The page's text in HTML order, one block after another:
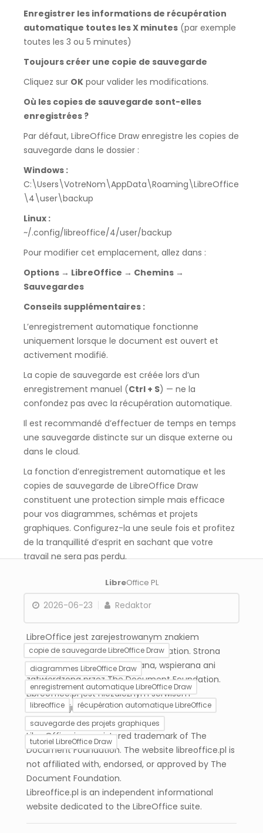
Enregistrer les informations de récupération
automatique toutes les X minutes (par exemple
toutes les 3 ou 5 minutes)
Toujours créer une copie de sauvegarde
Cliquez sur OK pour valider les modifications.
Où les copies de sauvegarde sont-elles
enregistrées ?
Par défaut, LibreOffice Draw enregistre les copies de
sauvegarde dans le dossier :
Windows :
C:\Users\VotreNom\AppData\Roaming\LibreOffice
\4\user\backup
Linux :
~/.config/libreoffice/4/user/backup
Pour modifier cet emplacement, allez dans :
Options → LibreOffice → Chemins →
Sauvegardes
Conseils supplémentaires :
L’enregistrement automatique fonctionne
uniquement lorsque le document est ouvert et
activement modifié.
La copie de sauvegarde est créée lors d’un
enregistrement manuel (Ctrl + S) — ne la
confondez pas avec la récupération automatique.
Il est recommandé d’effectuer de temps en temps
une sauvegarde distincte sur un disque externe ou
dans le cloud.
La fonction d’enregistrement automatique et les
copies de sauvegarde de LibreOffice Draw
constituent une protection simple mais efficace
pour vos diagrammes, schémas et projets
graphiques. Configurez-la une seule fois et profitez
de la tranquillité d’esprit en sachant que votre
travail ne sera pas perdu.
2026-06-23 Redaktor
copie de sauvegarde LibreOffice Draw
diagrammes LibreOffice Draw
enregistrement automatique LibreOffice Draw
libreoffice
récupération automatique LibreOffice
sauvegarde des projets graphiques
tutoriel LibreOffice Draw
LibreOffice Math
enregistre-t-il
automatiquement les
comment configurer
l’enregistrement
LibreOffice PL
LibreOffice jest zarejestrowanym znakiem
towarowym The Document Foundation. Strona
libreoffice.pl nie jest powiązana, wspierana ani
zatwierdzona przez The Document Foundation.
Libreoffice.pl jest niezależnym serwisem
informacyjnym poświęconym pakietowi
LibreOffice.
LibreOffice is a registered trademark of The
Document Foundation. The website libreoffice.pl is
not affiliated with, endorsed, or approved by The
Document Foundation.
Libreoffice.pl is an independent informational
website dedicated to the LibreOffice suite.